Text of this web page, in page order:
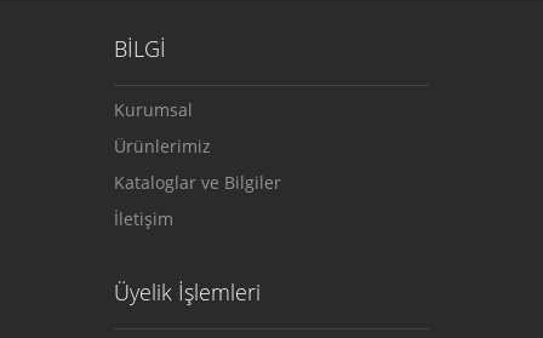
BİLGİ
Kurumsal
Ürünlerimiz
Kataloglar ve Bilgiler
İletişim
Üyelik İşlemleri